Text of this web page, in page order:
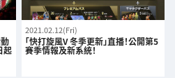
起
2021.02.12(Fri)
「快打旋風V 冬季更新」直播！公開第5
賽季情報及新系統！